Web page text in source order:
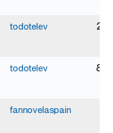
todotelev 26
todotelev 84
fannovelaspain